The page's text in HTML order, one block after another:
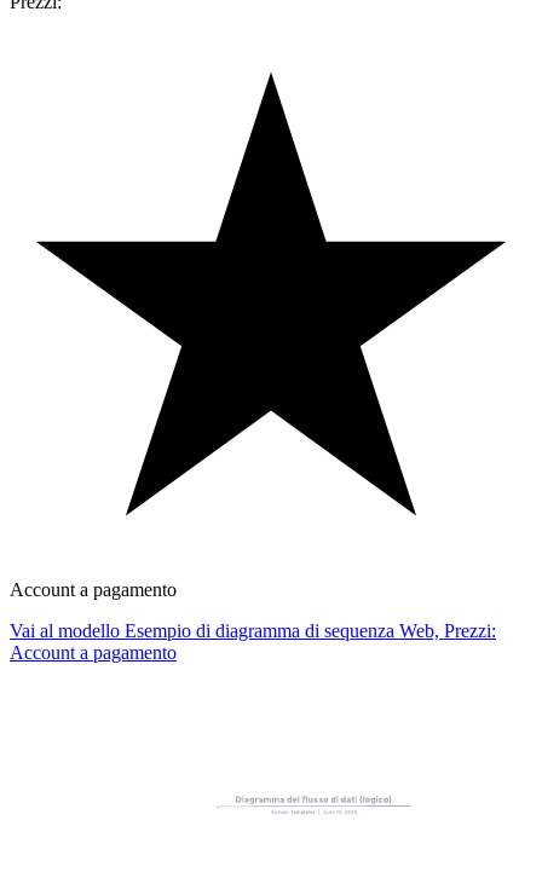
Account a pagamento
Vai al modello Esempio di diagramma di sequenza Web, Prezzi:
Account a pagamento